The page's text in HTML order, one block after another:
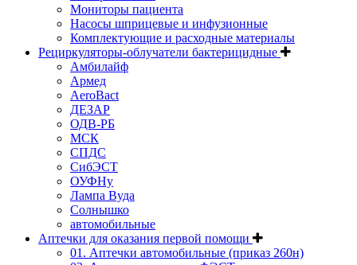
Мониторы пациента
Насосы шприцевые и инфузионные
Комплектующие и расходные материалы
Рециркуляторы-облучатели бактерицидные
Амбилайф
Армед
AeroBact
ДЕЗАР
ОДВ-РБ
МСК
СПДС
СибЭСТ
ОУФНу
Лампа Вуда
Солнышко
автомобильные
Аптечки для оказания первой помощи
01. Аптечки автомобильные (приказ 260н)